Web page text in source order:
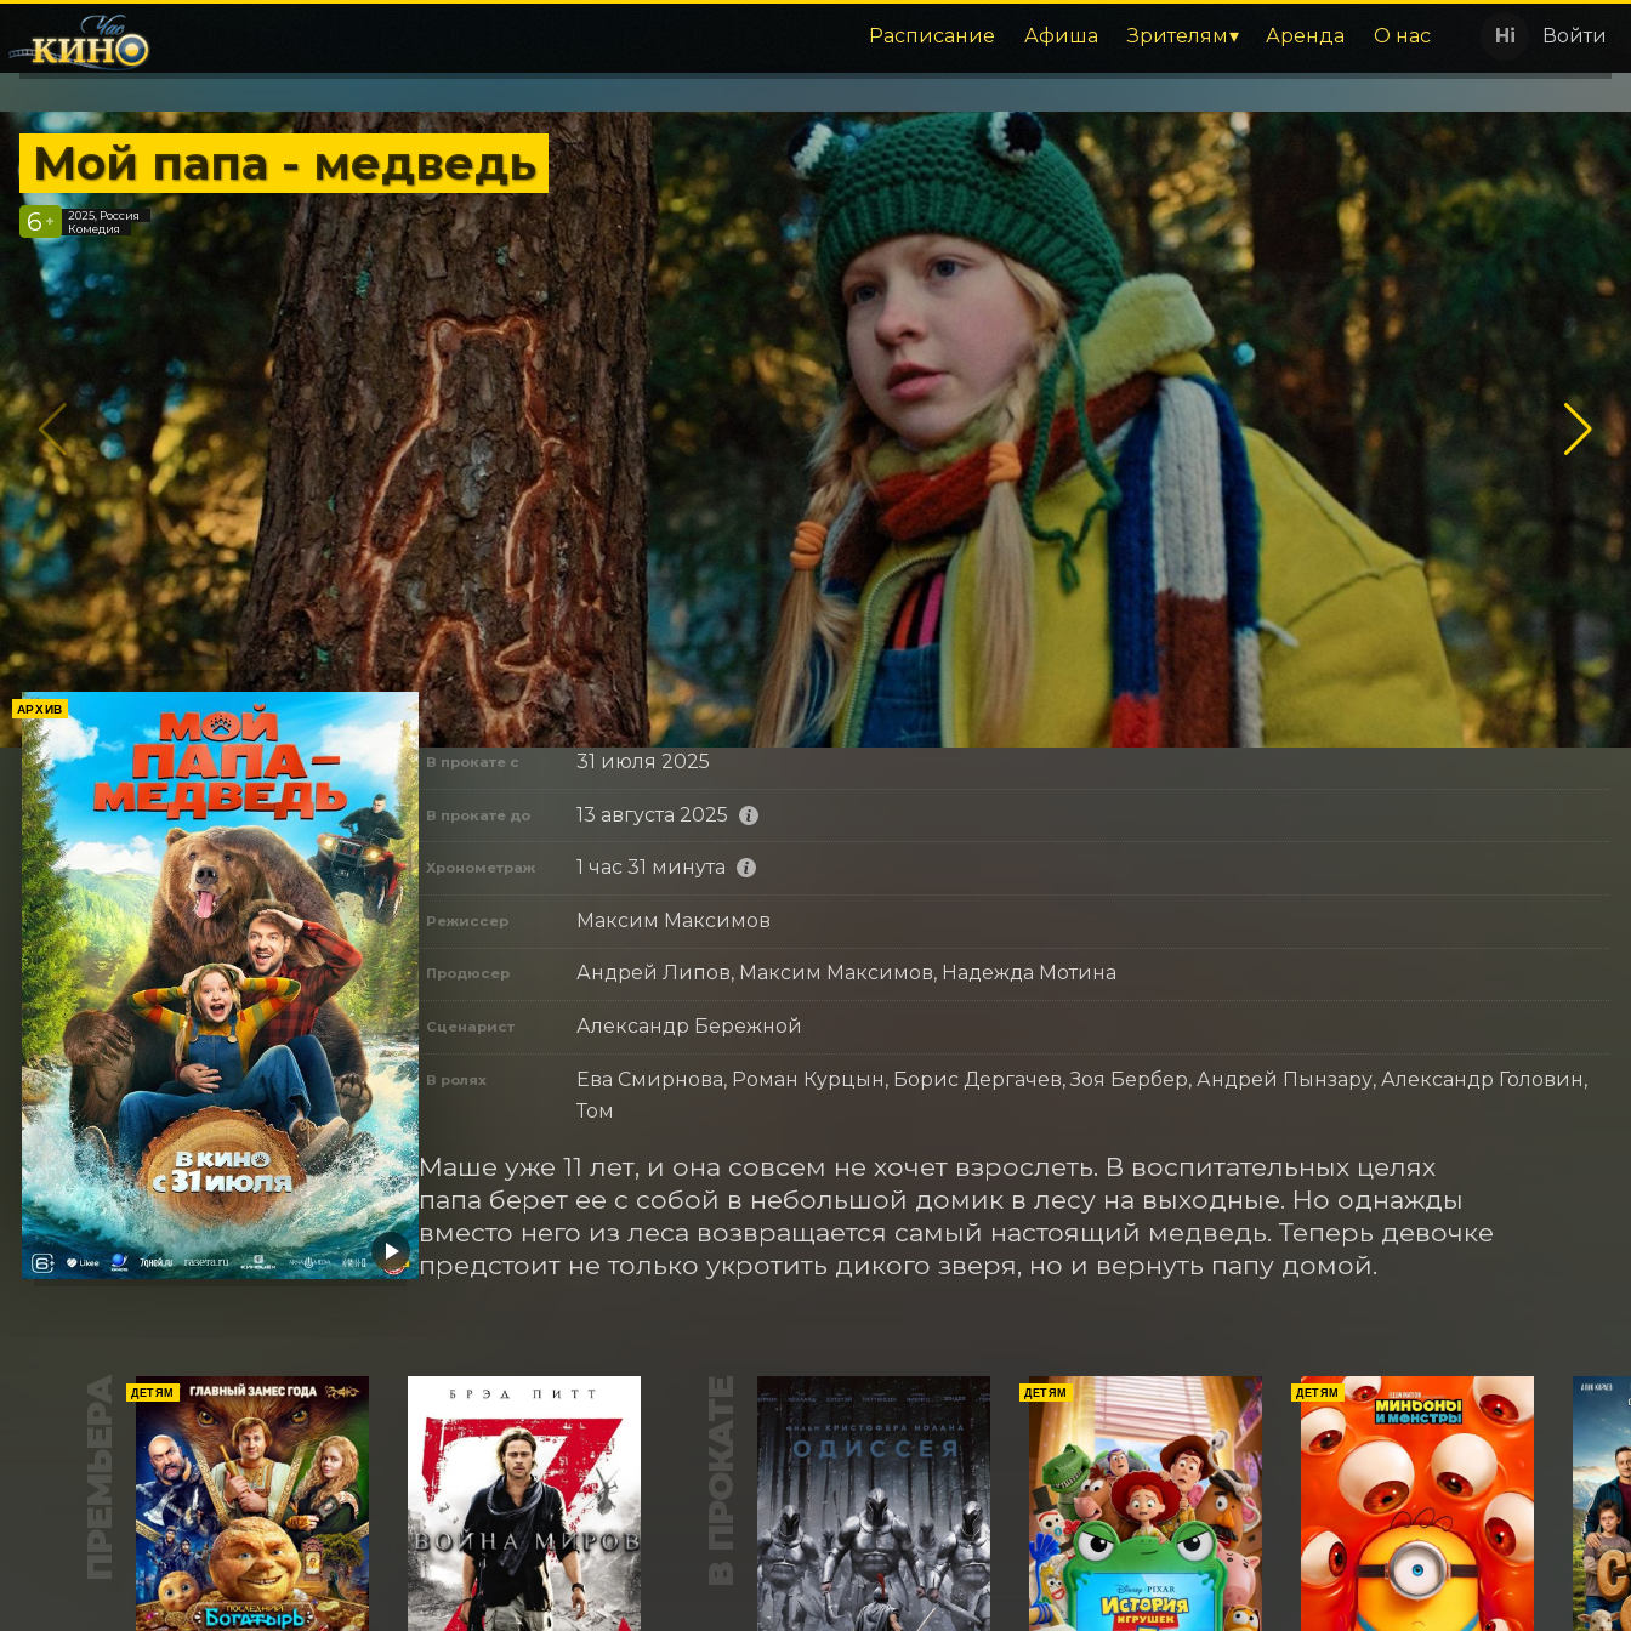
Расписание Афиша Зрителям Аренда О нас Войти
Мой папа - медведь
6 +
2025, Россия
Комедия
АРХИВ
В прокате с 31 июля 2025
В прокате до 13 августа 2025
Хронометраж 1 час 31 минута
Режиссер Максим Максимов
Продюсер Андрей Липов, Максим Максимов, Надежда Мотина
Сценарист Александр Бережной
В ролях
Ева Смирнова, Роман Курцын, Борис Дергачев, Зоя Бербер, Андрей Пынзару, Александр Головин,
Том
Маше уже 11 лет, и она совсем не хочет взрослеть. В воспитательных целях
папа берет ее с собой в небольшой домик в лесу на выходные. Но однажды
вместо него из леса возвращается самый настоящий медведь. Теперь девочке
предстоит не только укротить дикого зверя, но и вернуть папу домой.
ПРЕМЬЕРА ДЕТЯМ В ПРОКАТЕ ДЕТЯМ ДЕТЯМ